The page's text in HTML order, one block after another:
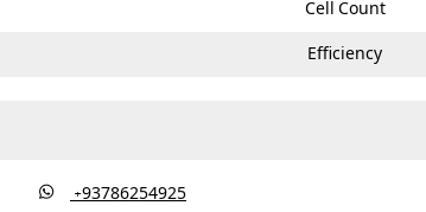
Cell Count
Efficiency
‎ +93786254925
